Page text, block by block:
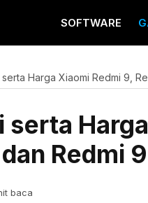
SOFTWARE
Harga Xiaomi Redmi 9,
Redmi
baca